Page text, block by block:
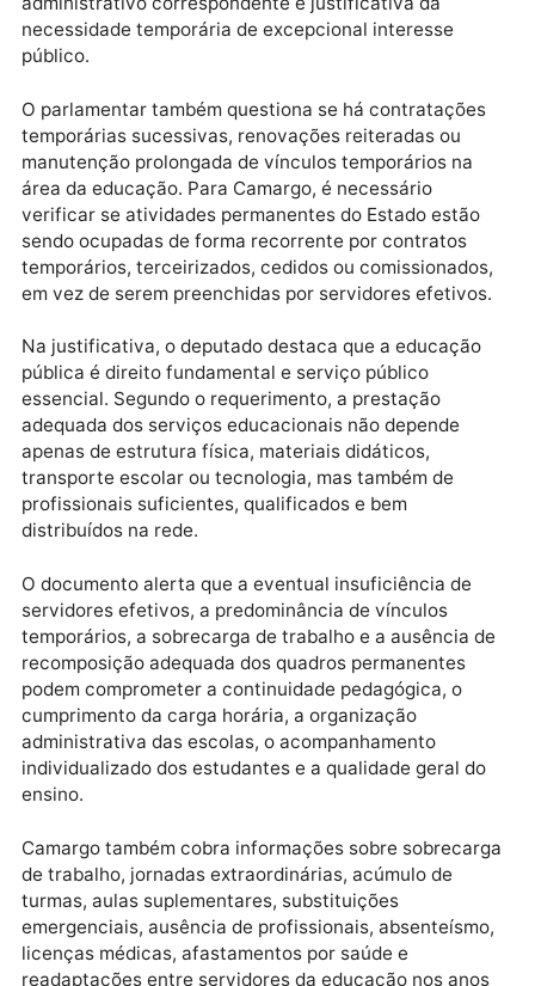
informações sobre cargos criados, providos, vagos e
eventualmente ocupados por servidores temporários
Delegado Camargo pede ainda explicações sobre os
contratos temporários vigentes na SEDUC. O
documento solicita informações sobre cargo,
disciplina, área de atuação, unidade de lotação,
município, data de início, prazo de vigência,
fundamento legal da contratação, processo
administrativo correspondente e justificativa da
necessidade temporária de excepcional interesse
público.
O parlamentar também questiona se há
temporárias sucessivas, renovações reiteradas ou
manutenção prolongada de vínculos temporários na
área da educação. Para Camargo, é necessário
verificar se atividades permanentes do Estado estão
sendo ocupadas de forma recorrente por contratos
temporários, terceirizados, cedidos ou
em vez de serem preenchidas por servidores
Na justificativa, o deputado destaca que a educação
pública é direito fundamental e serviço público
essencial. Segundo o requerimento, a prestação
adequada dos serviços educacionais não depende
apenas de estrutura física, materiais didáticos,
transporte escolar ou tecnologia, mas também de
profissionais suficientes, qualificados e bem
distribuídos na rede.
O documento alerta que a eventual insuficiência de